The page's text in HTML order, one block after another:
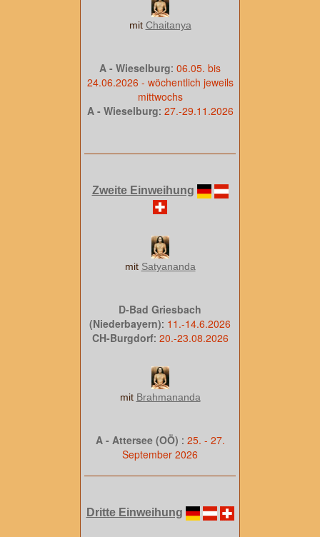
mit Chaitanya
A - Wieselburg: 06.05. bis
24.06.2026 - wöchentlich jeweils
mittwochs
A - Wieselburg: 27.-29.11.2026
Zweite Einweihung
mit Satyananda
D-Bad Griesbach
(Niederbayern): 11.-14.6.2026
CH-Burgdorf: 20.-23.08.2026
mit Brahmananda
A - Attersee (OÖ) : 25. - 27.
September 2026
Dritte Einweihung